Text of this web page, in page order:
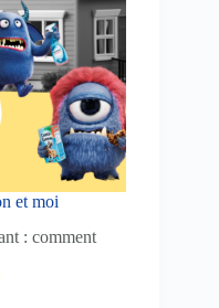
et moi
: comment